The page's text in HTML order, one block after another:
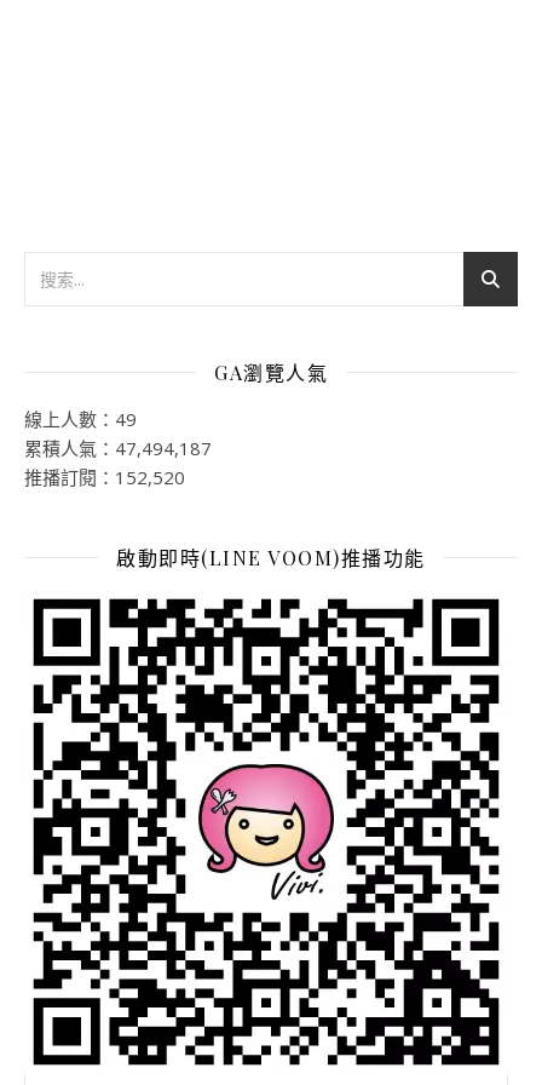
GA瀏覽人氣
線上人數：49
累積人氣：47,494,187
推播訂閱：152,520
啟動即時(LINE VOOM)推播功能